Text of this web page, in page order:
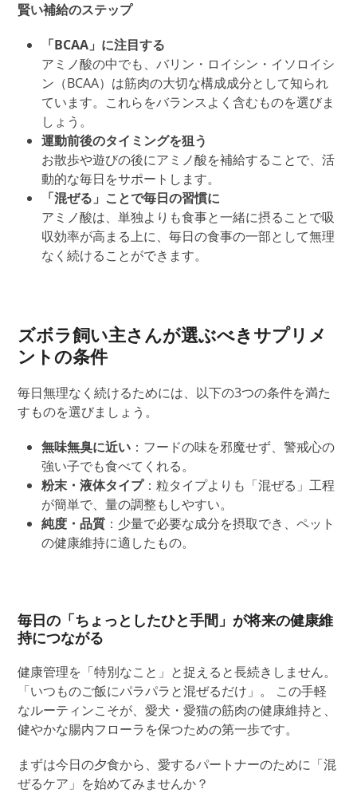
賢い補給のステップ
「BCAA」に注目する
アミノ酸の中でも、バリン・ロイシン・イソロイシ
ン（BCAA）は筋肉の大切な構成成分として知られ
ています。これらをバランスよく含むものを選びま
しょう。
運動前後のタイミングを狙う
お散歩や遊びの後にアミノ酸を補給することで、活
動的な毎日をサポートします。
「混ぜる」ことで毎日の習慣に
アミノ酸は、単独よりも食事と一緒に摂ることで吸
収効率が高まる上に、毎日の食事の一部として無理
なく続けることができます。
ズボラ飼い主さんが選ぶべきサプリメ
ントの条件
毎日無理なく続けるためには、以下の3つの条件を満た
すものを選びましょう。
無味無臭に近い ：フードの味を邪魔せず、警戒心の
強い子でも食べてくれる。
粉末・液体タイプ：粒タイプよりも「混ぜる」工程
が簡単で、量の調整もしやすい。
純度・品質 ：少量で必要な成分を摂取でき、ペット
の健康維持に適したもの。
毎日の「ちょっとしたひと手間」が将来の健康維
持につながる
健康管理を「特別なこと」と捉えると長続きしません。
「いつものご飯にパラパラと混ぜるだけ」。 この手軽
なルーティンこそが、愛犬・愛猫の筋肉の健康維持と 、
健やかな腸内フローラを保つための第一歩です。
まずは今日の夕食から、愛するパートナーのために「混
ぜるケア」を始めてみませんか？